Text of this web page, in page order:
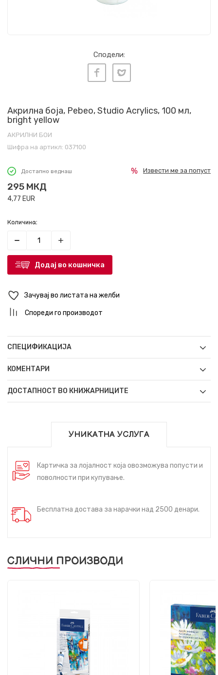
Сподели:
Акрилна боја, Pebeo, Studio Acrylics, 100 мл,
bright yellow
АКРИЛНИ БОИ
Шифра на артикл: 037100
Достапно веднаш
295 МКД
4,77 EUR
Извести ме за попуст
Количина:
Додај во кошничка
Зачувај во листата на желби
Спореди го производот
СПЕЦИФИКАЦИЈА
КОМЕНТАРИ
ДОСТАПНОСТ ВО КНИЖАРНИЦИТЕ
УНИКАТНА УСЛУГА
Картичка за лојалност која овозможува попусти и
поволности при купување.
Бесплатна достава за нарачки над 2500 денари.
СЛИЧНИ ПРОИЗВОДИ